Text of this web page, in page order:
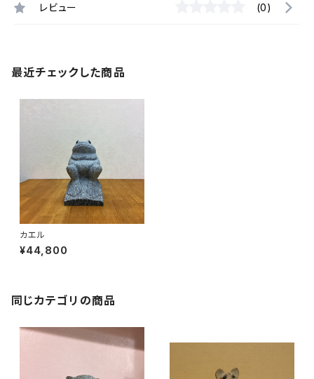
レビュー (0)
最近チェックした商品
カエル
¥44,800
同じカテゴリの商品